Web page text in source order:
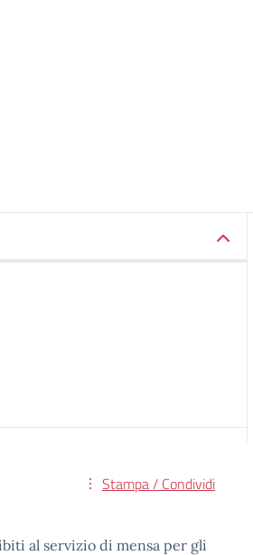
Stampa / Condividi
al servizio di mensa per gli